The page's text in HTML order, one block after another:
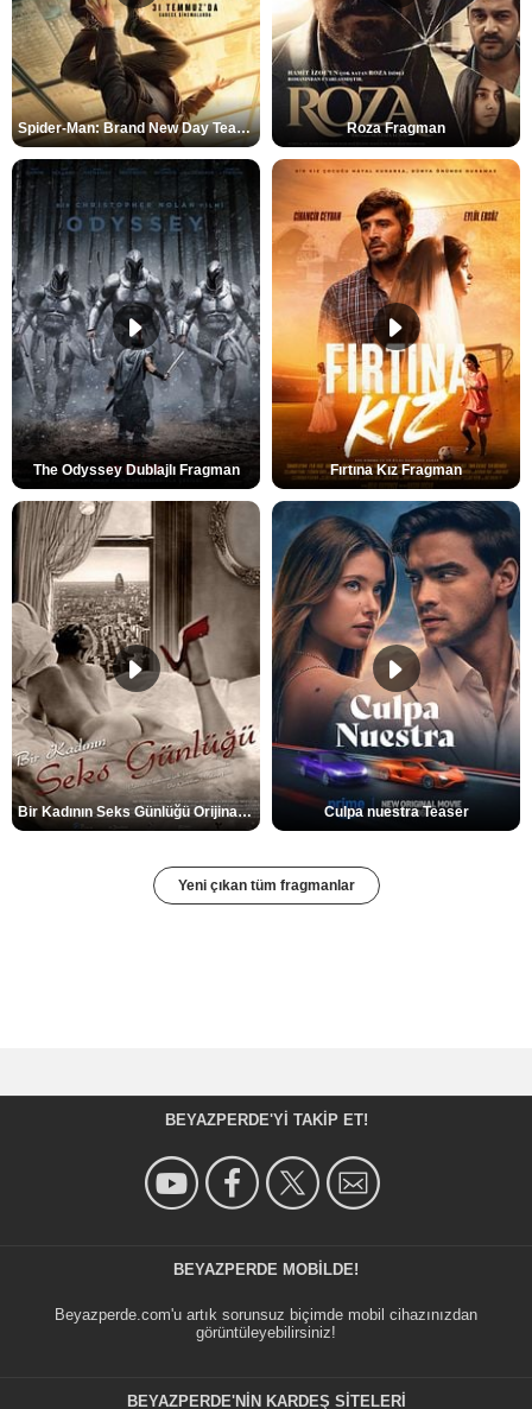
Spider-Man: Brand New Day Teaser Roza Fragman
The Odyssey Dublajlı Fragman Fırtına Kız Fragman
Bir Kadının Seks Günlüğü Orijinal Fragman Culpa nuestra Teaser
Yeni çıkan tüm fragmanlar
BEYAZPERDE'YI TAKIP ET!
BEYAZPERDE MOBILDE!
Beyazperde.com'u artık sorunsuz biçimde mobil cihazınızdan
görüntüleyebilirsiniz!
BEYAZPERDE'NIN KARDEŞ SİTELERİ